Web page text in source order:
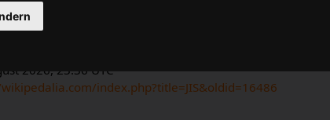
.
2026, 23:36 UTC
index.php?title=JIS&oldid=16486